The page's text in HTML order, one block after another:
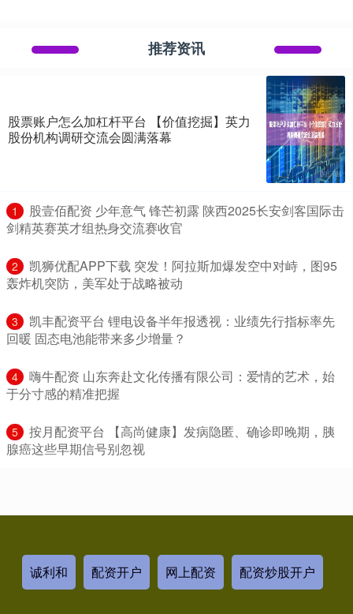
推荐资讯
股票账户怎么加杠杆平台 【价值挖掘】英力
股份机构调研交流会圆满落幕
1
​股壹佰配资 少年意气 锋芒初露 陕西2025长安剑客国际击
剑精英赛英才组热身交流赛收官
2
​凯狮优配APP下载 突发！阿拉斯加爆发空中对峙，图95
轰炸机突防，美军处于战略被动
3
​凯丰配资平台 锂电设备半年报透视：业绩先行指标率先
回暖 固态电池能带来多少增量？
4
​嗨牛配资 山东奔赴文化传播有限公司：爱情的艺术，始
于分寸感的精准把握
5
​按月配资平台 【高尚健康】发病隐匿、确诊即晚期，胰
腺癌这些早期信号别忽视
诚利和 配资开户 网上配资 配资炒股开户